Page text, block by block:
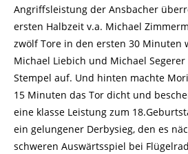
Angriffsleistung der Ansbacher
ersten Halbzeit v.a. Michael
zwölf Tore in den ersten 30 Minuten
Michael Liebich und Michael
Stempel auf. Und hinten machte
15 Minuten das Tor dicht und
eine klasse Leistung zum
ein gelungener Derbysieg, den es
schweren Auswärtsspiel bei